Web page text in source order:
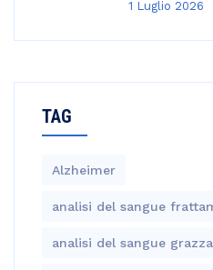
1 Luglio 2026
TAG
Alzheimer
analisi del sangue
analisi del sangue